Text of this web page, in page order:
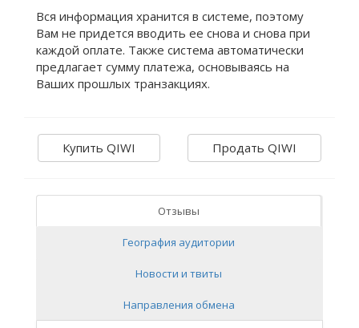
Вся информация хранится в системе, поэтому
Вам не придется вводить ее снова и снова при
каждой оплате. Также система автоматически
предлагает сумму платежа, основываясь на
Ваших прошлых транзакциях.
Купить QIWI Продать QIWI
Отзывы
География аудитории
Новости и твиты
Направления обмена